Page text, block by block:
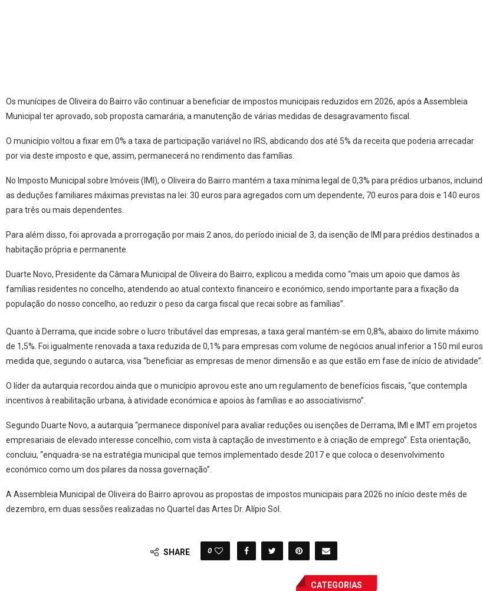
Os munícipes de Oliveira do Bairro vão continuar a beneficiar de impostos municipais reduzidos em 2026, após a Assembleia
Municipal ter aprovado, sob proposta camarária, a manutenção de várias medidas de desagravamento fiscal.
O município voltou a fixar em 0% a taxa de participação variável no IRS, abdicando dos até 5% da receita que poderia arrecadar
por via deste imposto e que, assim, permanecerá no rendimento das famílias.
No Imposto Municipal sobre Imóveis (IMI), o Oliveira do Bairro mantém a taxa mínima legal de 0,3% para prédios urbanos,
as deduções familiares máximas previstas na lei: 30 euros para agregados com um dependente, 70 euros para dois e 140 euros
para três ou mais dependentes.
Para além disso, foi aprovada a prorrogação por mais 2 anos, do período inicial de 3, da isenção de IMI para prédios destinados a
habitação própria e permanente.
Duarte Novo, Presidente da Câmara Municipal de Oliveira do Bairro, explicou a medida como “mais um apoio que damos às
famílias residentes no concelho, atendendo ao atual contexto financeiro e económico, sendo importante para a fixação da
população do nosso concelho, ao reduzir o peso da carga fiscal que recai sobre as famílias”.
Quanto à Derrama, que incide sobre o lucro tributável das empresas, a taxa geral mantém-se em 0,8%, abaixo do limite máximo
de 1,5%. Foi igualmente renovada a taxa reduzida de 0,1% para empresas com volume de negócios anual inferior a 150 mil
medida que, segundo o autarca, visa “beneficiar as empresas de menor dimensão e as que estão em fase de início de atividade”.
O líder da autarquia recordou ainda que o município aprovou este ano um regulamento de benefícios fiscais, “que contempla
incentivos à reabilitação urbana, à atividade económica e apoios às famílias e ao associativismo”.
Segundo Duarte Novo, a autarquia “permanece disponível para avaliar reduções ou isenções de Derrama, IMI e IMT em projetos
empresariais de elevado interesse concelhio, com vista à captação de investimento e à criação de emprego”. Esta orientação,
concluiu, “enquadra-se na estratégia municipal que temos implementado desde 2017 e que coloca o desenvolvimento
económico como um dos pilares da nossa governação”.
A Assembleia Municipal de Oliveira do Bairro aprovou as propostas de impostos municipais para 2026 no início deste mês de
dezembro, em duas sessões realizadas no Quartel das Artes Dr. Alípio Sol.
SHARE 0
CATEGORIAS